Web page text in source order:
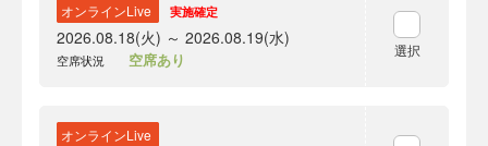
オンラインLive 実施確定
2026.08.18(火) ～ 2026.08.19(水)
空席状況 空席あり 選択
オンラインLive